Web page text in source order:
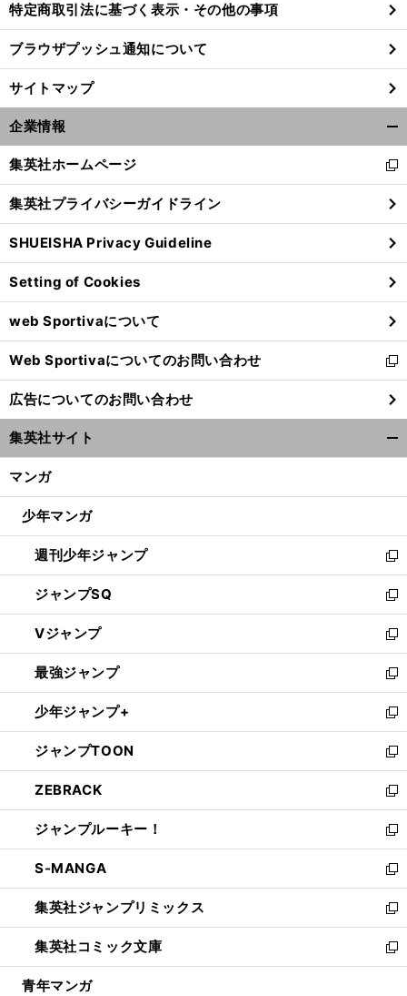
特定商取引法に基づく表示・その他の事項
ブラウザプッシュ通知について
サイトマップ
企業情報
閉
る
集英社ホームページ
新
し
い
ウ
ィ
ン
ド
ウ
で
開
く
集英社プライバシーガイドライン
SHUEISHA Privacy Guideline
Setting of Cookies
web Sportivaについて
Web Sportivaについてのお問い合わせ
新
し
い
ウ
ィ
ン
ウ
開
く
広告についてのお問い合わせ
集英社サイト
マンガ
少年マンガ
週刊少年ジャンプ
新
し
い
ウ
ィ
ン
ド
ウ
で
開
く
ジャンプSQ
新
し
い
ウ
ィ
ン
ド
ウ
で
開
く
Vジャンプ
新
し
い
ウ
ィ
ン
ド
ウ
で
開
く
最強ジャンプ
新
し
い
ウ
ィ
ン
ド
ウ
で
開
く
少年ジャンプ+
新
し
い
ウ
ィ
ン
ド
ウ
で
開
く
ジャンプTOON
新
し
い
ウ
ィ
ン
ド
ウ
で
開
く
ZEBRACK
新
し
い
ウ
ィ
ン
ド
ウ
で
開
ジャンプルーキー！
新
し
い
ウ
ィ
ン
ド
ウ
S-MANGA
新
し
い
ウ
ィ
ン
集英社ジャンプリミックス
新
し
い
ウ
集英社コミック文庫
新
し
青年マンガ